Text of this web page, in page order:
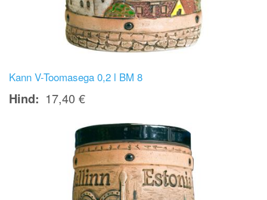
Kann V-Toomasega 0,2 l BM 8
Hind 17,40 €